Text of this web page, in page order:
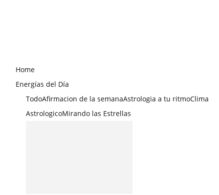
Home
Energías del Día
TodoAfirmacion de la semanaAstrologia a tu ritmoClima
AstrologicoMirando las Estrellas